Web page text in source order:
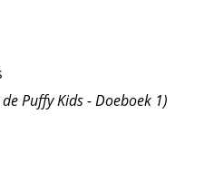
Puffy Kids - Doeboek 1)